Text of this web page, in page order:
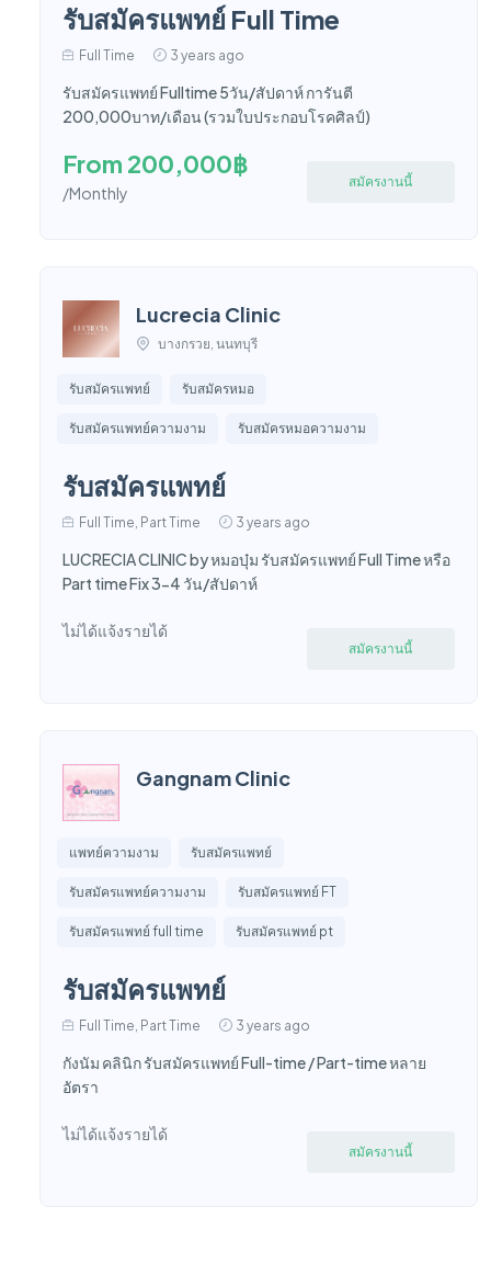
รับสมัครแพทย์ Full Time
Full Time 3 years ago
รับสมัครแพทย์ Fulltime 5วัน/สัปดาห์ การันตี
200,000บาท/เดือน (รวมใบประกอบโรคศิลป์)
From 200,000฿
/Monthly
สมัครงานนี้
Lucrecia Clinic
บางกรวย, นนทบุรี
รับสมัครแพทย์ รับสมัครหมอ
รับสมัครแพทย์ความงาม รับสมัครหมอความงาม
รับสมัครแพทย์
Full Time, Part Time 3 years ago
LUCRECIA CLINIC by หมอบุ๋ม รับสมัครแพทย์ Full Time หรือ
Part time Fix 3-4 วัน/สัปดาห์
ไม่ได้แจ้งรายได้
สมัครงานนี้
Gangnam Clinic
แพทย์ความงาม รับสมัครแพทย์
รับสมัครแพทย์ความงาม รับสมัครแพทย์ FT
รับสมัครแพทย์ full time รับสมัครแพทย์ pt
รับสมัครแพทย์
Full Time, Part Time 3 years ago
กังนัม คลินิก รับสมัครแพทย์ Full-time / Part-time หลาย
อัตรา
ไม่ได้แจ้งรายได้
สมัครงานนี้